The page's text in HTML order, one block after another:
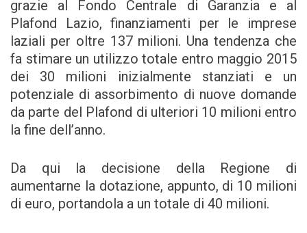
grazie al Fondo Centrale di Garanzia e al
Plafond Lazio, finanziamenti per le imprese
laziali per oltre 137 milioni. Una tendenza che
fa stimare un utilizzo totale entro maggio 2015
dei 30 milioni inizialmente stanziati e un
potenziale di assorbimento di nuove domande
da parte del Plafond di ulteriori 10 milioni entro
la fine dell’anno.
Da qui la decisione della Regione di
aumentarne la dotazione, appunto, di 10 milioni
di euro, portandola a un totale di 40 milioni.